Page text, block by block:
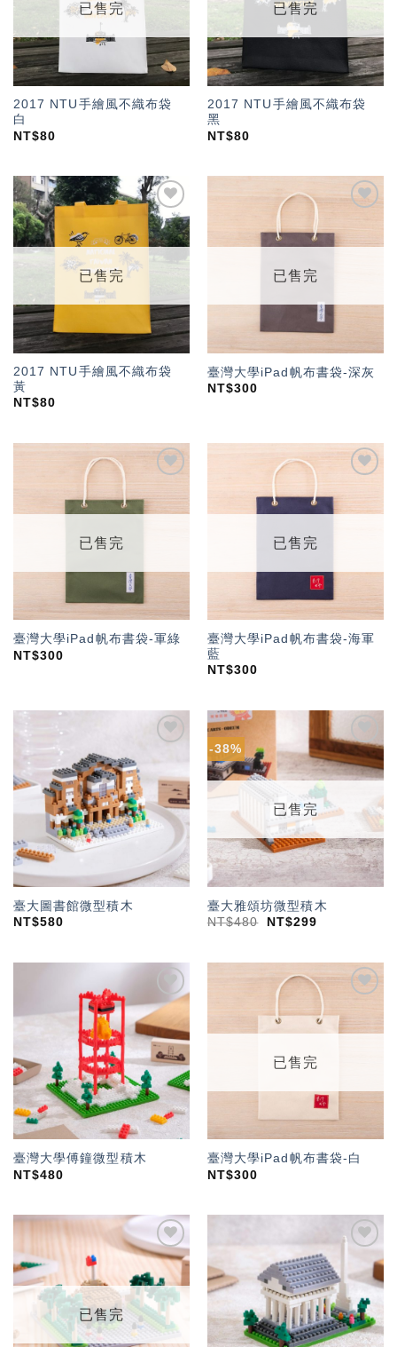
已售完
2017 NTU手繪風不織布袋
白
NT$80
已售完
2017 NTU手繪風不織布袋
黑
NT$80
加入
「願
望輕
單」
已售完
2017 NTU手繪風不織布袋
黃
NT$80
望輕
已售完
臺灣大學iPad帆布書袋-深灰
NT$300
「願
望輕
已售完
臺灣大學iPad帆布書袋-軍綠
NT$300
望輕
已售完
臺灣大學iPad帆布書袋-海軍
藍
NT$300
望輕
單」
臺大圖書館微型積木
NT$580
-38%
加入
「願
望輕
已售完
臺大雅頌坊微型積木
NT$480 NT$299
加入
望輕
單」
臺灣大學傅鐘微型積木
NT$480
望輕
已售完
臺灣大學iPad帆布書袋-白
NT$300
加入
「願
望輕
已售完
加入
「願
望輕
單」